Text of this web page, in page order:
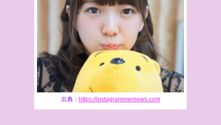
出典： https://instagrammernews.com